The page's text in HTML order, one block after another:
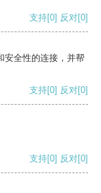
支持[0] 反对[0]
安全性的连接，并帮
支持[0] 反对[0]
支持[0] 反对[0]